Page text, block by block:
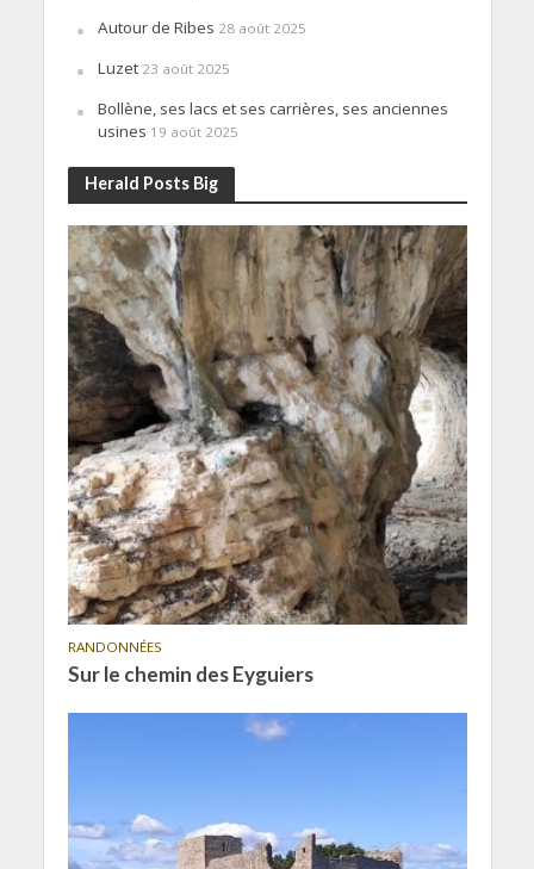
Autour de Ribes 28 août 2025
Luzet 23 août 2025
Bollène, ses lacs et ses carrières, ses anciennes
usines 19 août 2025
Herald Posts Big
RANDONNÉES
Sur le chemin des Eyguiers